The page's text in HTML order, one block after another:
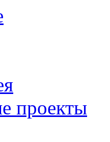
проекты